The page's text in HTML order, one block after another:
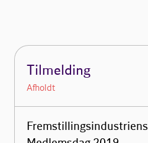
Tilmelding
Afholdt
Fremstillingsindustriens